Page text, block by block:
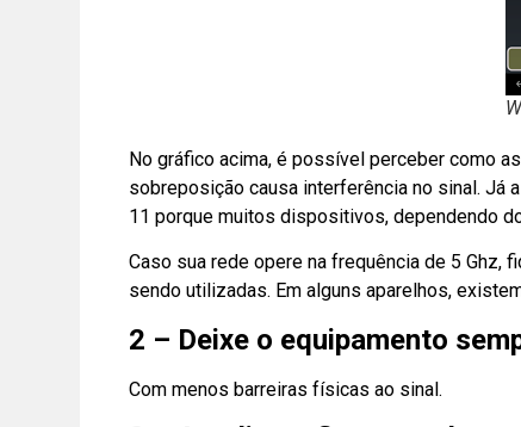
No gráfico acima, é possível perceber como
sobreposição causa interferência no sinal. Já
11 porque muitos dispositivos, dependendo
Caso sua rede opere na frequência de 5 Ghz,
sendo utilizadas. Em alguns aparelhos,
2 – Deixe o equipamento
Com menos barreiras físicas ao sinal.